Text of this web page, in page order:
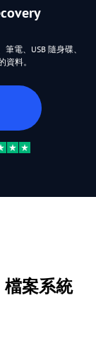
電、USB 隨身碟、
料。
檔案系統